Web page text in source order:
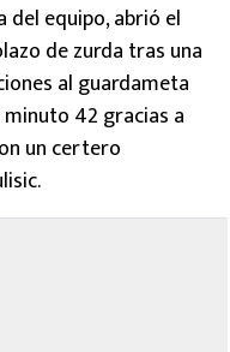
del equipo, abrió el
de zurda tras una
al guardameta
42 gracias a
un certero